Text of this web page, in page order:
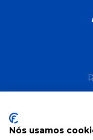
Nós usamos